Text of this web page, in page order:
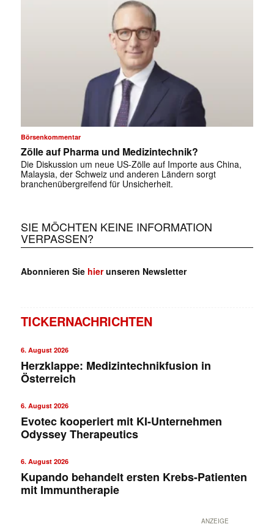
Börsenkommentar
Zölle auf Pharma und Medizintechnik?
Die Diskussion um neue US-Zölle auf Importe aus China,
Malaysia, der Schweiz und anderen Ländern sorgt
branchenübergreifend für Unsicherheit.
SIE MÖCHTEN KEINE INFORMATION
VERPASSEN?
Abonnieren Sie hierunseren Newsletter
TICKERNACHRICHTEN
6. August 2026
Herzklappe: Medizintechnikfusion in
Österreich
6. August 2026
Evotec kooperiert mit KI-Unternehmen
Odyssey Therapeutics
6. August 2026
Kupando behandelt ersten Krebs-Patienten
mit Immuntherapie
ANZEIGE